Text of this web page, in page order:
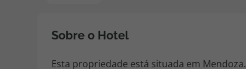
Sobre o Hotel
Esta propriedade está situada em Mendoza.